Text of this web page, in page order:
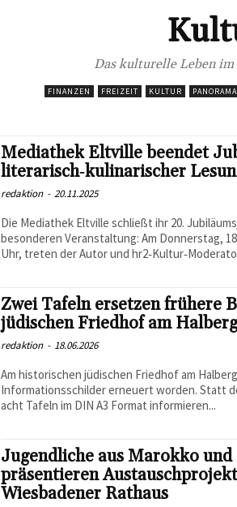
Das kulturelle Leben
FINANZEN FREIZEIT KULTUR PANORAMA
Mediathek Eltville beendet
literarisch‑kulinarischer
redaktion - 20.11.2025
Die Mediathek Eltville schließt ihr 20.
besonderen Veranstaltung: Am Donnerstag,
Uhr, treten der Autor und
Zwei Tafeln ersetzen frühere
jüdischen Friedhof am
redaktion - 18.06.2026
Am historischen jüdischen Friedhof am
Informationsschilder erneuert worden. Statt
acht Tafeln im DIN A3 Format informieren...
Jugendliche aus Marokko
präsentieren
Wiesbadener Rathaus